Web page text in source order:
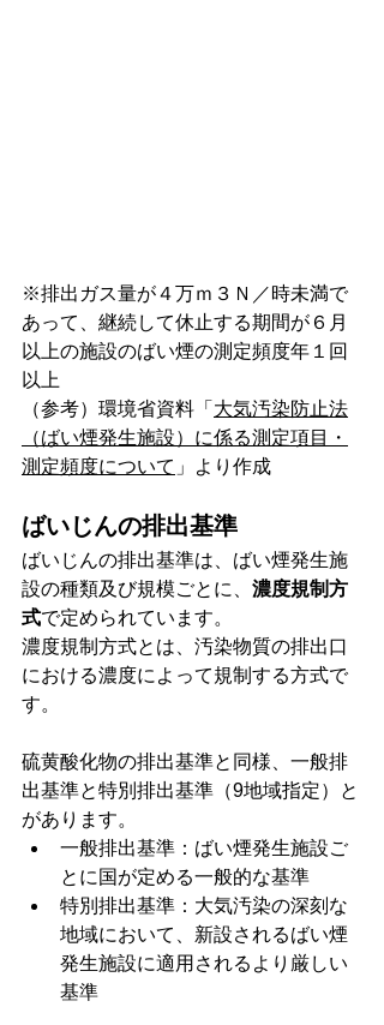
※排出ガス量が４万ｍ３Ｎ／時未満で
あって、継続して休止する期間が６月
以上の施設のばい煙の測定頻度年１回
以上
（参考）環境省資料「 大気汚染防止法
（ばい煙発生施設）に係る測定項目・
測定頻度について 」より作成
ばいじんの排出基準
ばいじんの排出基準は、ばい煙発生施
設の種類及び規模ごとに、 濃度規制方
式で定められています。
濃度規制方式とは、汚染物質の排出口
における濃度によって規制する方式で
す。
硫黄酸化物の排出基準と同様、一般排
出基準と特別排出基準（9地域指定）と
があります。
一般排出基準：ばい煙発生施設ご
とに国が定める一般的な基準
特別排出基準：大気汚染の深刻な
地域において、新設されるばい煙
発生施設に適用されるより厳しい
基準